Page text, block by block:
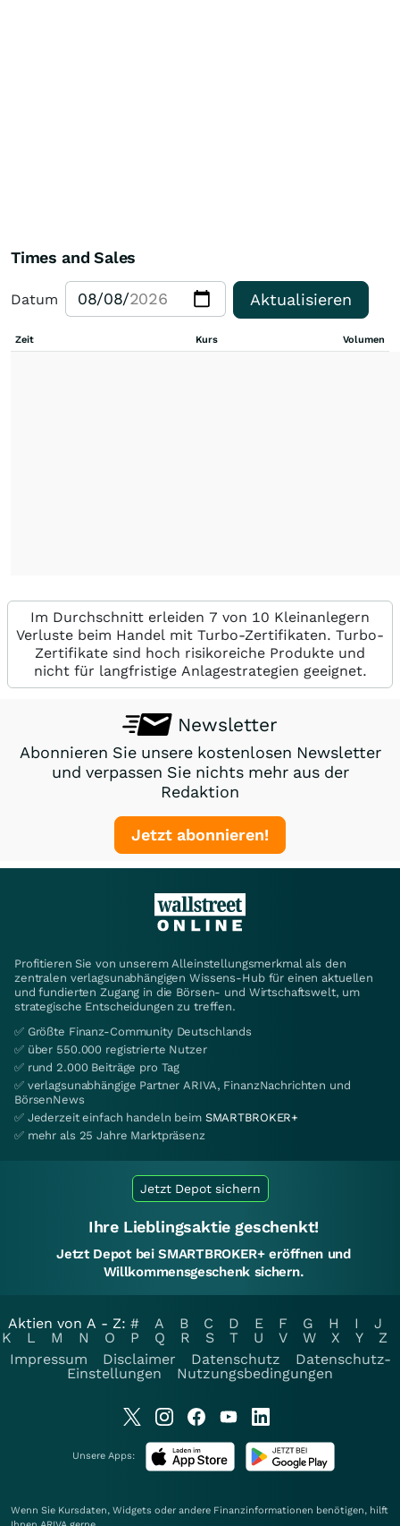
Times and Sales
Datum Aktualisieren
Zeit Kurs Volumen
Im Durchschnitt erleiden 7 von 10 Kleinanlegern
Verluste beim Handel mit Turbo-Zertifikaten. Turbo-
Zertifikate sind hoch risikoreiche Produkte und
nicht für langfristige Anlagestrategien geeignet.
Newsletter
Abonnieren Sie unsere kostenlosen Newsletter
und verpassen Sie nichts mehr aus der
Redaktion
Jetzt abonnieren!
Profitieren Sie von unserem Alleinstellungsmerkmal als den
zentralen verlagsunabhängigen Wissens-Hub für einen aktuellen
und fundierten Zugang in die Börsen- und Wirtschaftswelt, um
strategische Entscheidungen zu treffen.
✅ Größte Finanz-Community Deutschlands
✅ über 550.000 registrierte Nutzer
✅ rund 2.000 Beiträge pro Tag
✅ verlagsunabhängige Partner ARIVA, FinanzNachrichten und
BörsenNews
✅ Jederzeit einfach handeln beim SMARTBROKER+
✅ mehr als 25 Jahre Marktpräsenz
Jetzt Depot sichern
Ihre Lieblingsaktie geschenkt!
Jetzt Depot bei SMARTBROKER+ eröffnen und
Willkommensgeschenk sichern.
Aktien von A - Z: # A B C D E F G H I
J
K
L M N O P Q R S T U V W X Y
Z
Impressum
Disclaimer Datenschutz
Datenschutz-
Einstellungen
Nutzungsbedingungen
Unsere Apps:
Wenn Sie Kursdaten, Widgets oder andere Finanzinformationen benötigen, hilft